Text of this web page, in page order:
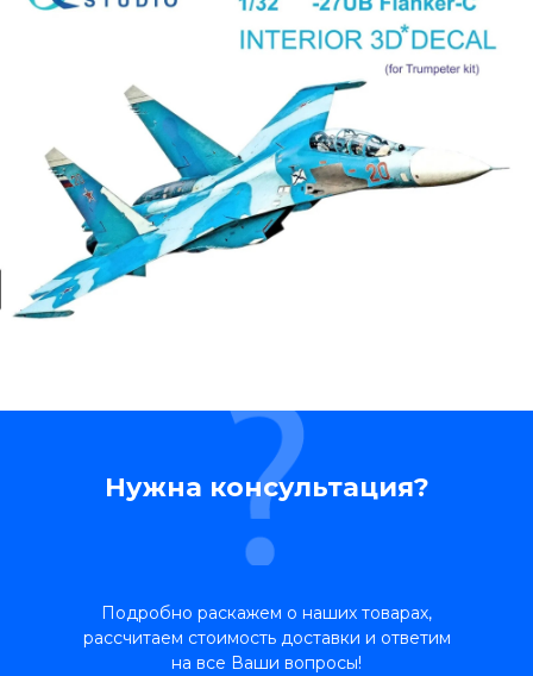
Нужна консультация?
Подробно раскажем о наших товарах,
рассчитаем стоимость доставки и ответим
на все Ваши вопросы!